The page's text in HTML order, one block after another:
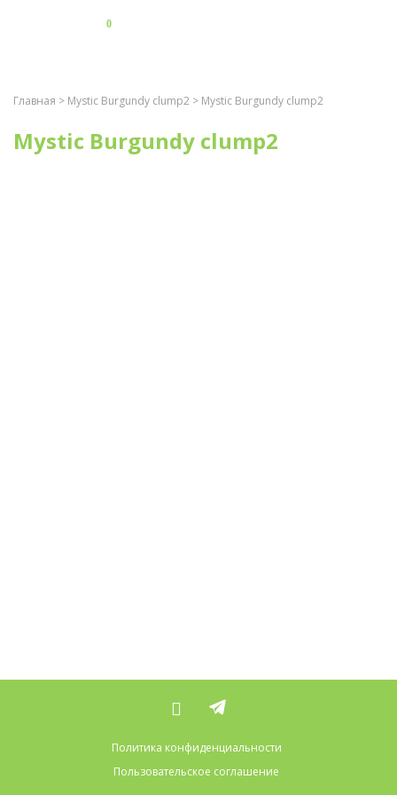
0
Главная > Mystic Burgundy clump2 > Mystic Burgundy clump2
Mystic Burgundy clump2
Политика конфиденциальности
Пользовательское соглашение